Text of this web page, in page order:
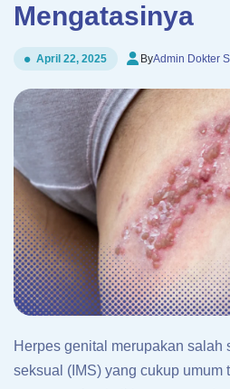
Mengatasinya
April 22, 2025 ByAdmin Dokter
Herpes genital merupakan salah
seksual (IMS) yang cukup umum